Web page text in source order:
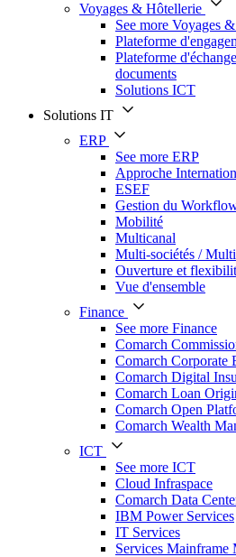
Voyages & Hôtellerie
See more Voyages
Plateforme
Plateforme
documents
Solutions ICT
Solutions IT
ERP
See more ERP
Approche
ESEF
Gestion du
Mobilité
Multicanal
Multi-sociétés /
Ouverture et
Vue d'ensemble
Finance
See more Finance
Comarch
Comarch Corporate
Comarch Digital
Comarch Loan
Comarch Open
Comarch Wealth
ICT
See more ICT
Cloud Infraspace
Comarch Data
IBM Power Services
IT Services
Services Mainframe